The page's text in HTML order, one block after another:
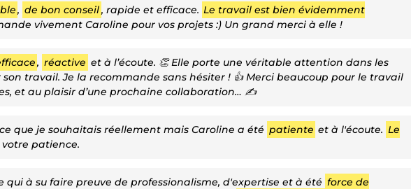
, de bon conseil, rapide et efficace. Le travail est bien évidemment
vivement Caroline pour vos projets :) Un grand merci à elle !
, réactive et à l’écoute. 👏 Elle porte une véritable attention dans les
travail. Je la recommande sans hésiter ! 👍 Merci beaucoup pour le travail
et au plaisir d’une prochaine collaboration… ✍️
que je souhaitais réellement mais Caroline a été patiente et à l'écoute. Le
votre patience.
à su faire preuve de professionalisme, d'expertise et à été force de